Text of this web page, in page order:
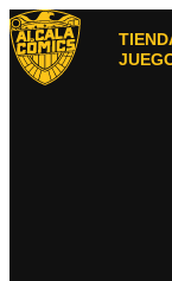
Ir
al
contenido